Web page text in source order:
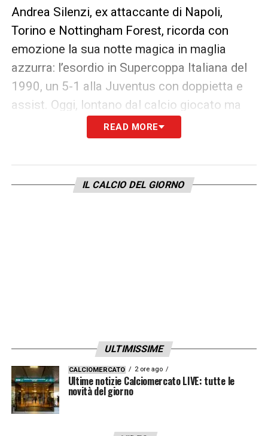
Andrea Silenzi, ex attaccante di Napoli,
Torino e Nottingham Forest, ricorda con
emozione la sua notte magica in maglia
azzurra: l’esordio in Supercoppa Italiana del
1990, un 5-1 alla Juventus con doppietta e
assist. Oggi, lontano dal calcio giocato ma
impegnato nel settore immobiliare, Silenzi
tifa ancora Napoli e si proietta verso la
LA NOTTE DI NAPOLI-JUVE 5-1«
fronte la Juve di Baggio e Schillaci. E dunque
immagini
».
COSA FU LA FINALE
READ MORE
IL CALCIO DEL GIORNO
ULTIMISSIME
CALCIOMERCATO 2 ore ago
Ultime notizie Calciomercato LIVE: tutte le
novità del giorno